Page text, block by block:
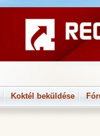
Koktél beküldése